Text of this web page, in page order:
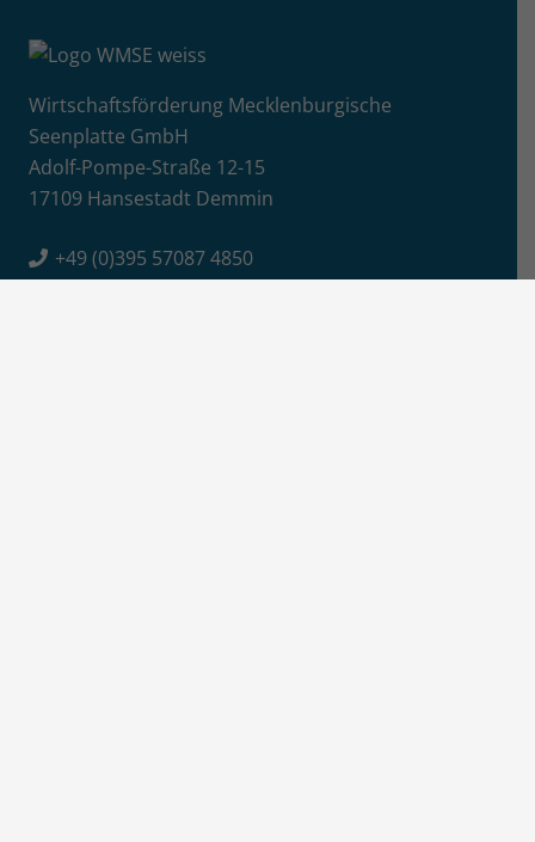
Wirtschaftsförderung Mecklenburgische
Seenplatte GmbH
Adolf-Pompe-Straße 12-15
17109 Hansestadt Demmin
+49 (0)395 57087 4850
E-Mail senden